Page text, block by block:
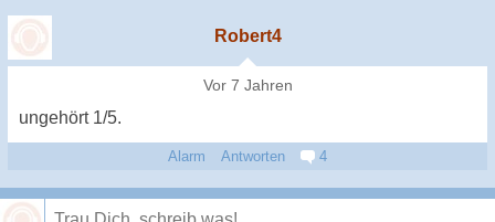
Robert4
Vor 7 Jahren
ungehört 1/5.
Alarm Antworten 4